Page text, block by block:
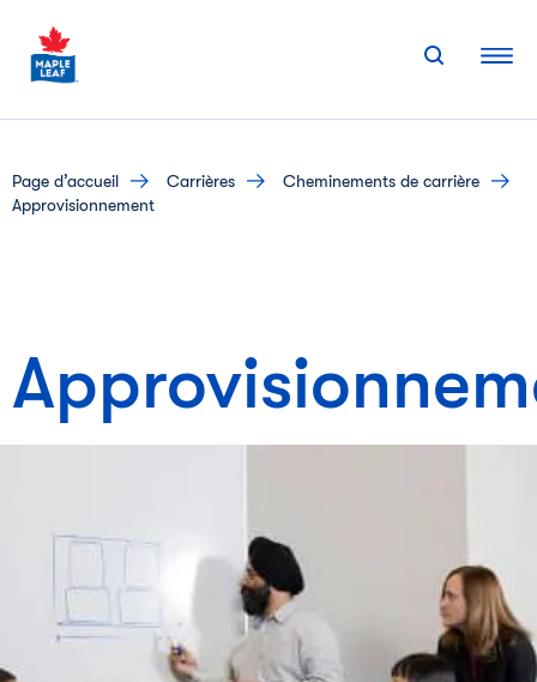
content
page d’accueil carrières
cheminements de carrière
Approvisionnement